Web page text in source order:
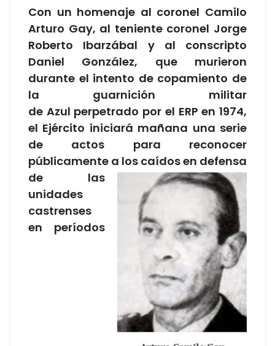
Con un homenaje al coronel Camilo
Arturo Gay, al teniente coronel Jorge
Roberto Ibarzábal y al conscripto
Daniel González, que murieron
durante el intento de copamiento de
la guarnición militar
de Azul perpetrado por el ERP en 1974,
el Ejército iniciará mañana una serie
de actos para reconocer
públicamente a los caídos en defensa
de las
unidades
castrenses
en períodos